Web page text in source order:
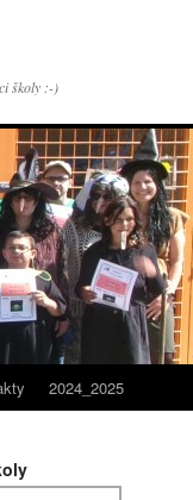
školy :-)
2024_2025